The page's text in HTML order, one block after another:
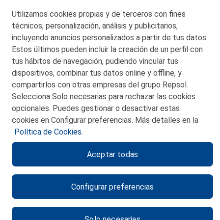
© 2026 Petronor S.A.
CONTACTO
MAPA WEB
POLITICA DE PRIVACIDAD
POLITICA DE COOKIES
CANAL DE ÉTICA
Utilizamos cookies propias y de terceros con fines
técnicos, personalización, análisis y publicitarios,
incluyendo anuncios personalizados a partir de tus datos.
Estos últimos pueden incluir la creación de un perfil con
tus hábitos de navegación, pudiendo vincular tus
dispositivos, combinar tus datos online y offline, y
compartirlos con otras empresas del grupo Repsol.
Selecciona Solo necesarias para rechazar las cookies
opcionales. Puedes gestionar o desactivar estas
cookies en Configurar preferencias. Más detalles en la
Política de Cookies.
Configurar preferencias
Aceptar todas